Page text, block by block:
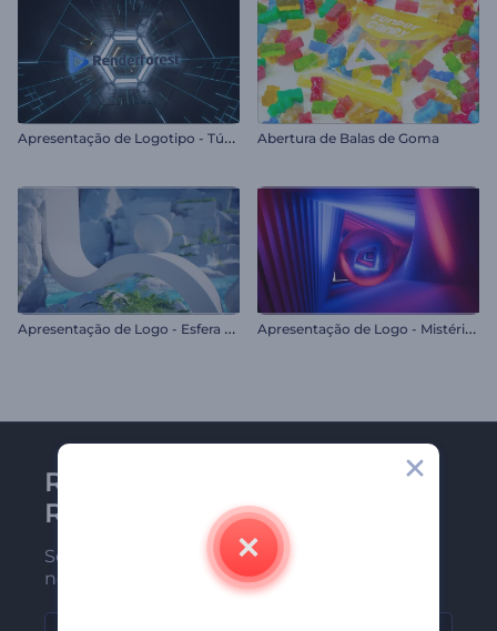
A
presentação de Logotipo - Túnel Hi-Tech Abertura de Balas de Goma
A
presentação de Logo - Esfera Etérea A
presentação de Logo - Mistério Neon
Receba a newsletter da
Renderforest
Seja um dos primeiros a receber
nossas últimas novidades e ofertas